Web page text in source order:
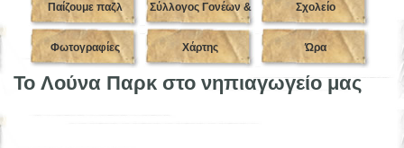
Παίζουμε παζλ Σύλλογος Γονέων &
Κηδεμόνων
Σχολείο
Φωτογραφίες Χάρτης Ώρα
To Λούνα Παρκ στο νηπιαγωγείο μας